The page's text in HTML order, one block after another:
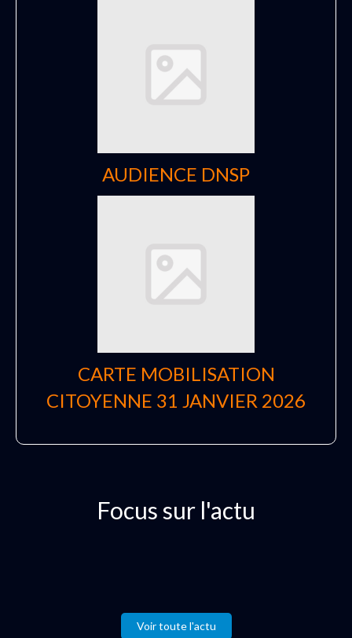
AUDIENCE DNSP
CARTE MOBILISATION
CITOYENNE 31 JANVIER 2026
Focus sur l'actu
Voir toute l'actu